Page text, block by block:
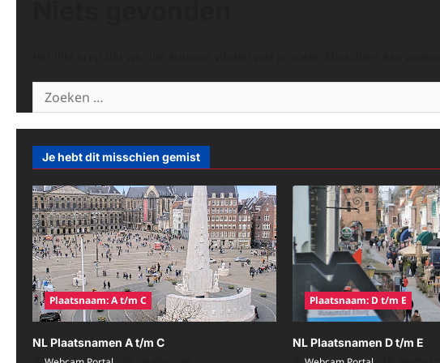
Zoeken
naar:
Je hebt dit misschien gemist
Plaatsnaam: A t/m C
NL Plaatsnamen A t/m C
Plaatsnaam: D t/m E
NL Plaatsnamen D t/m E